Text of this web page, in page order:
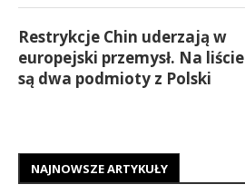
Restrykcje Chin uderzają w
europejski przemysł. Na liście
są dwa podmioty z Polski
NAJNOWSZE ARTYKUŁY